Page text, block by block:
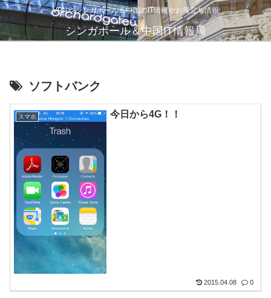
VPNやシンガポール＆中国のIT情報やお役立ち情報
シンガポール＆中国IT情報局
ソフトバンク
スマホ 今日から4G！！
2015.04.08 0